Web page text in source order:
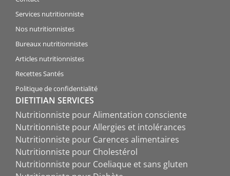
Services nutritionniste
Nos nutritionnistes
Bureaux nutritionnistes
Articles nutritionnistes
Recettes Santés
Politique de confidentialité
DIETITIAN SERVICES
Nutritionniste pour Alimentation consciente
Nutritionniste pour Allergies et intolérances
Nutritionniste pour Carences alimentaires
Nutritionniste pour Cholestérol
Nutritionniste pour Coeliaque et sans gluten